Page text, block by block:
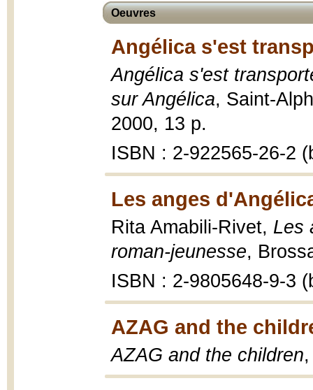
Oeuvres
Angélica s'est
Angélica s'est
sur Angélica, Saint-
2000, 13 p.
ISBN : 2-922565-26-2
Les anges
Rita Amabili-Rivet, Les
roman-jeunesse,
ISBN : 2-9805648-9-3
AZAG and the
AZAG and the children